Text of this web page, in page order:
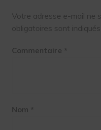
Votre adresse e-mail ne
obligatoires sont
Commentaire *
Nom *